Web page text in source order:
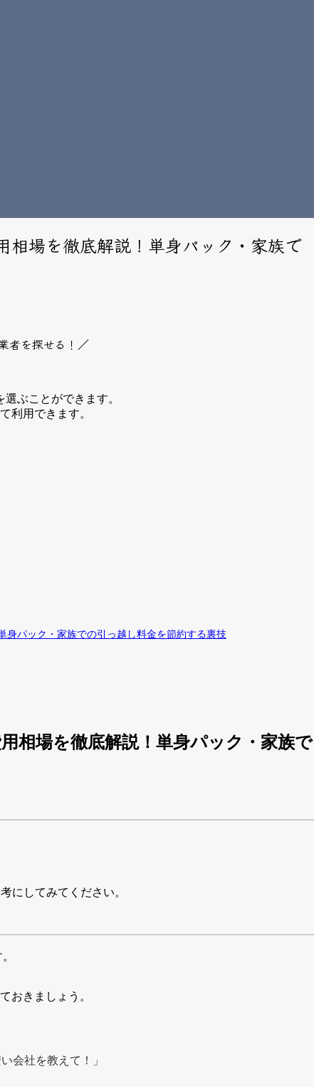
相場を徹底解説！単身パック・家族で
者を探せる！／
ぶことができます。
利用できます。
身パック・家族での引っ越し料金を節約する裏技
相場を徹底解説！単身パック・家族で
にしてみてください。
おきましょう。
会社を教えて！」